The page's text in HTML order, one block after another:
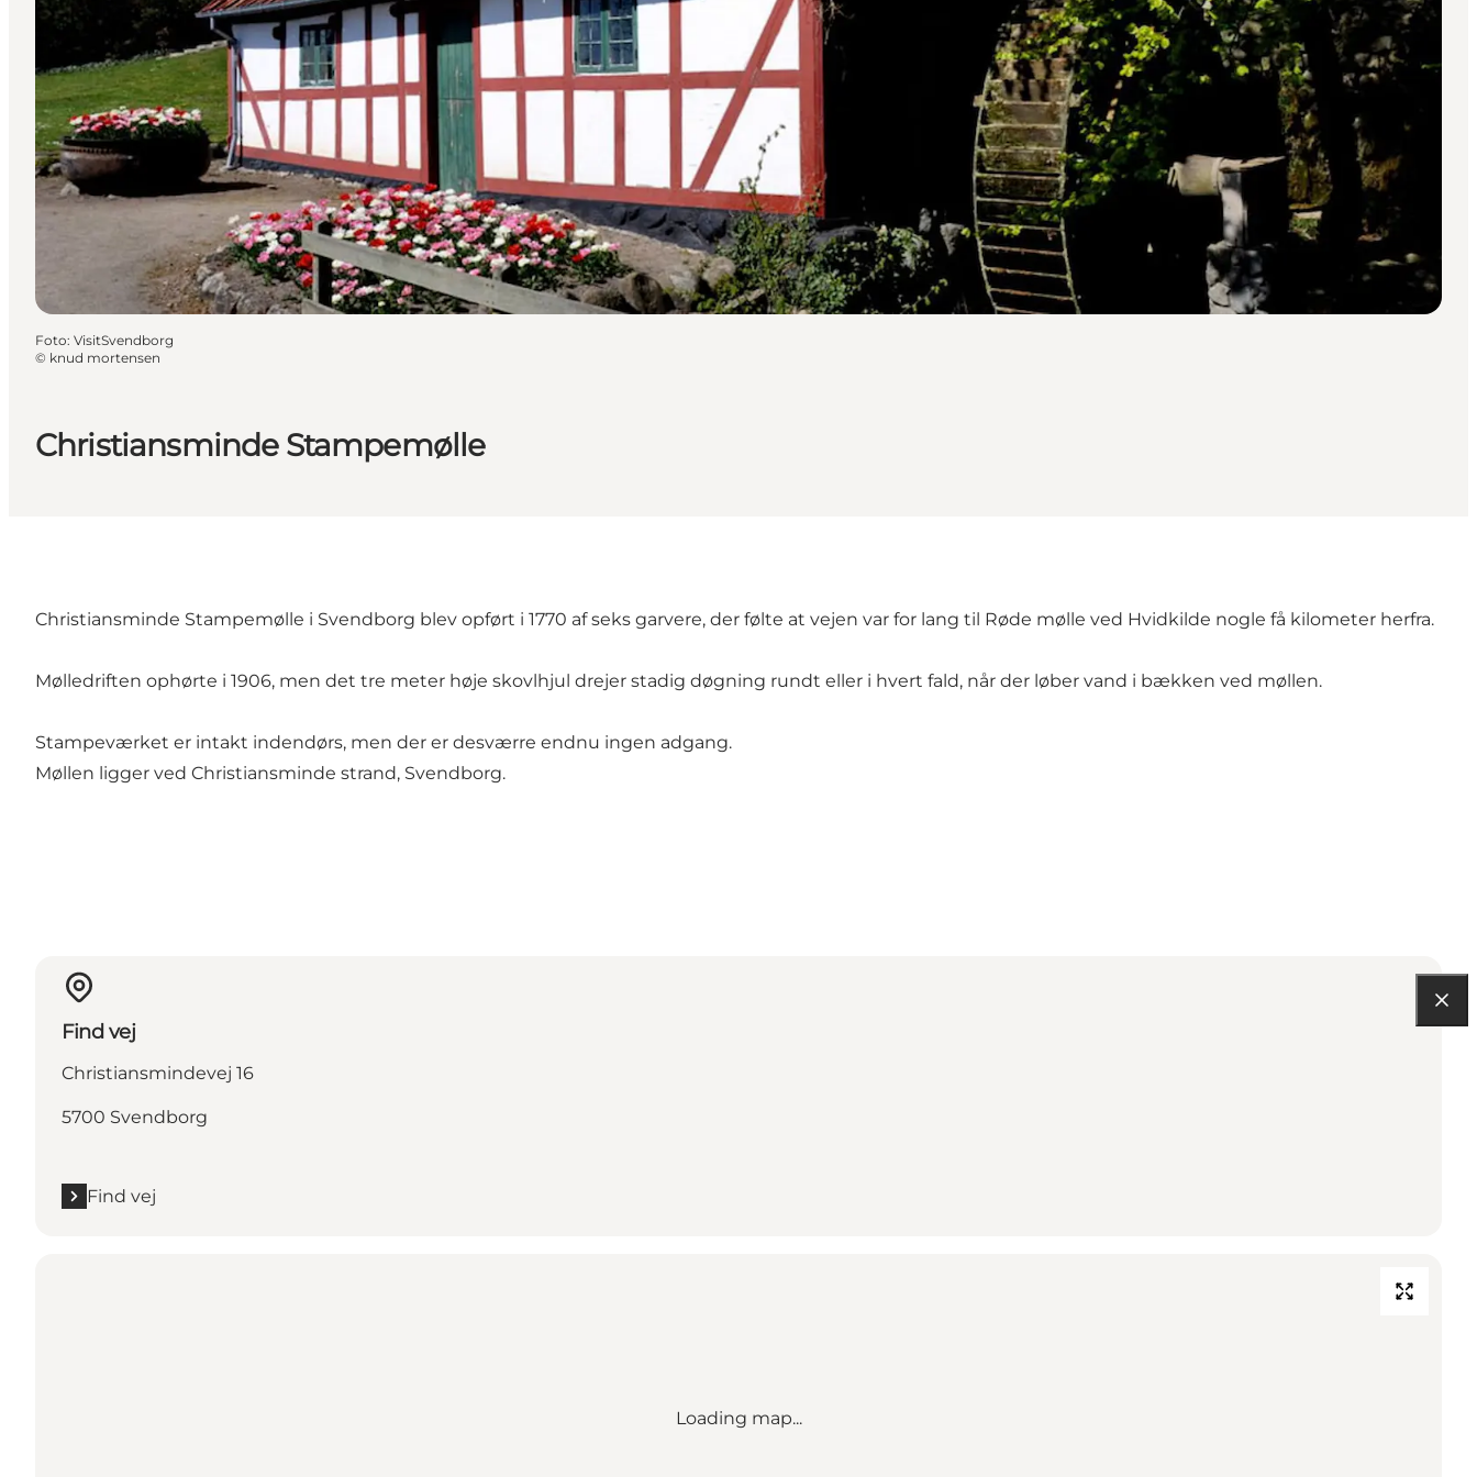
Christiansminde Stampemølle
Foto: VisitSvendborg
© knud mortensen
Christiansminde Stampemølle i Svendborg blev opført i 1770 af seks garvere, der følte at vejen var for lang til Røde mølle ved Hvidkilde nogle få kilometer herfra.
Mølledriften ophørte i 1906, men det tre meter høje skovlhjul drejer stadig døgning rundt eller i hvert fald, når der løber vand i bækken ved møllen.
Stampeværket er intakt indendørs, men der er desværre endnu ingen adgang.
Møllen ligger ved Christiansminde strand, Svendborg.
Find vej
Christiansmindevej 16
5700 Svendborg
Find vej
Loading map...